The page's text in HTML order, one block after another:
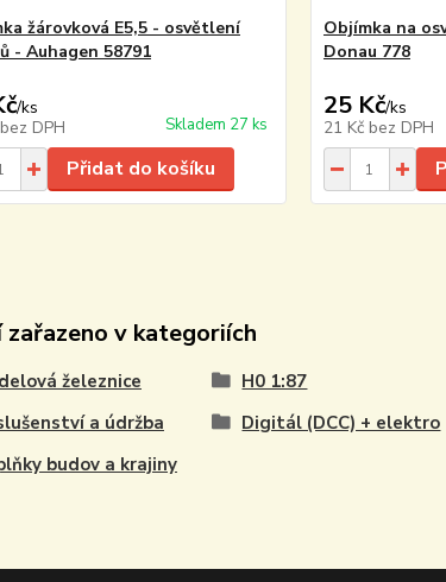
žárovková E5,5 - osvětlení
- Auhagen 58791
/ks
bez DPH Skladem 27 ks
Přidat do košíku
Objímka na
Donau 778
25 Kč/ks
21 Kč bez DPH
zařazeno v kategoriích
železnice H0 1:87
a údržba
Digitál (DCC) + elektro
budov a krajiny